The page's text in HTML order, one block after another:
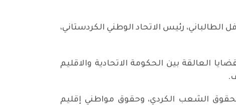
الطالباني، رئيس الاتحاد الوطني الكردستاني،
العالقة بين الحكومة الاتحادية والاقليم
لحقوق الشعب الكردي، وحقوق مواطني إقليم